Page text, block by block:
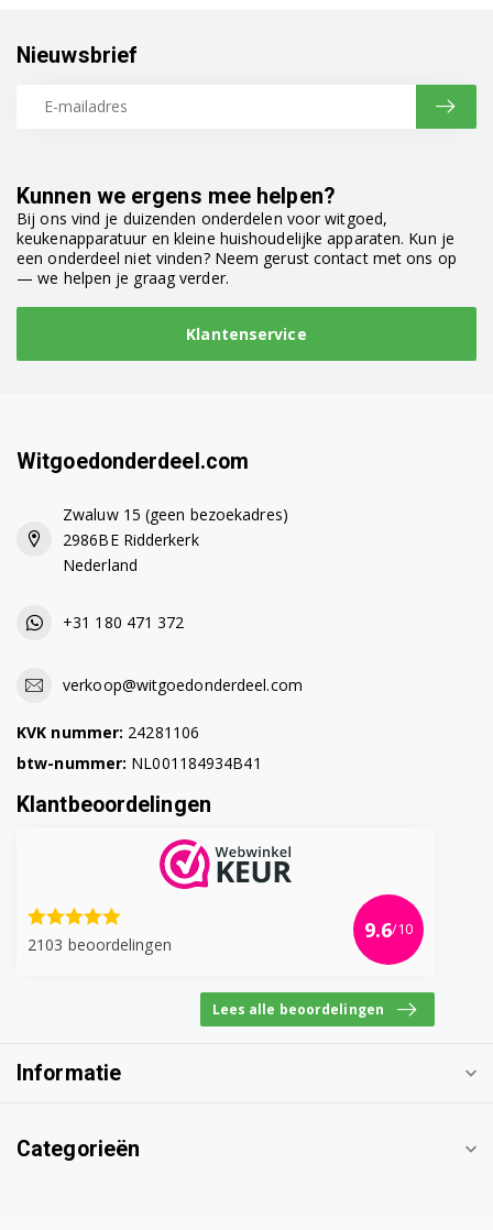
Kunnen we ergens mee helpen?
Bij ons vind je duizenden onderdelen voor witgoed,
keukenapparatuur en kleine huishoudelijke apparaten. Kun je
een onderdeel niet vinden? Neem gerust contact met ons op
— we helpen je graag verder.
Klantenservice
Nieuwsbrief
Witgoedonderdeel.com
Zwaluw 15 (geen bezoekadres)
2986BE Ridderkerk
Nederland
+31 180 471 372
verkoop@witgoedonderdeel.com
KVK nummer: 24281106
btw-nummer: NL001184934B41
Klantbeoordelingen
2103 beoordelingen
9.6/10
Lees alle beoordelingen
Informatie
Categorieën